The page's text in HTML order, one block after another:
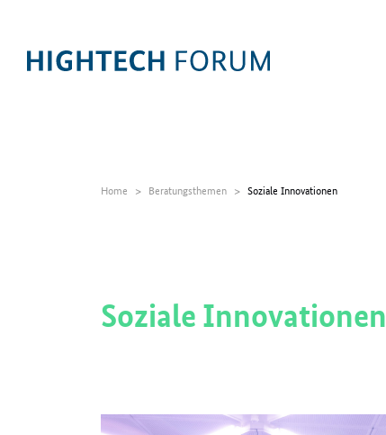
Home Beratungsthemen Soziale Innovationen
Soziale Innovationen